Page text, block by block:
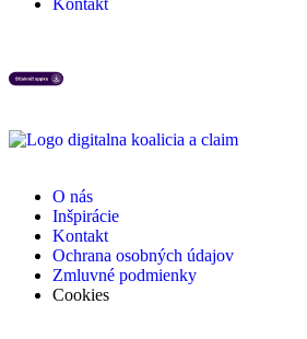
O nás
Inšpirácie
Kontakt
Ochrana osobných údajov
Zmluvné podmienky
Cookies